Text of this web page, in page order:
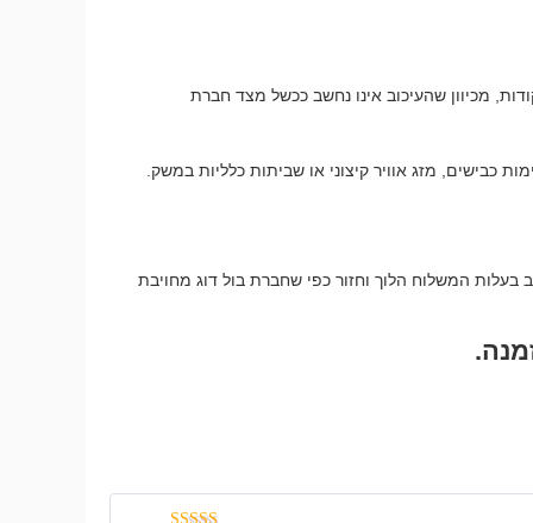
מכיוון שהעיכוב אינו נחשב ככשל מצד חברת
כבישים, מזג אוויר קיצוני או שביתות כלליות במשק.
המשלוח הלוך וחזור כפי שחברת בול דוג מחויבת